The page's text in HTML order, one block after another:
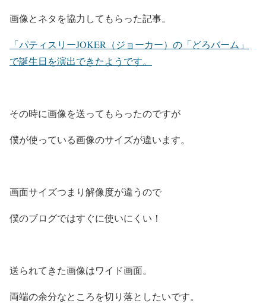
画像とネタを協力してもらった記事。
「パティスリーJOKER（ジョーカー）の「どろバーム」
で誕生日を演出できたようです。
その時に画像を送ってもらったのですが
僕が使っている画像のサイズが違います。
画面サイズつまり解像度が違うので
僕のブログではすぐに使いにくい！
送られてきた画像はワイド画面。
両端の余分なところを切り落としたいです。